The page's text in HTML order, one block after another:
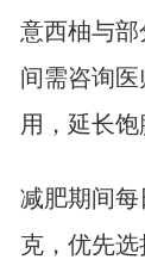
意西柚与
间需咨询
用，延长饱
减肥期间
克，优先